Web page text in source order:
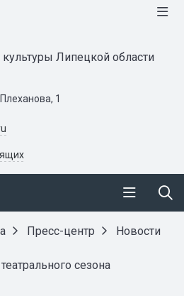
Липецкой области
1
Пресс-центр
Новости
сезона